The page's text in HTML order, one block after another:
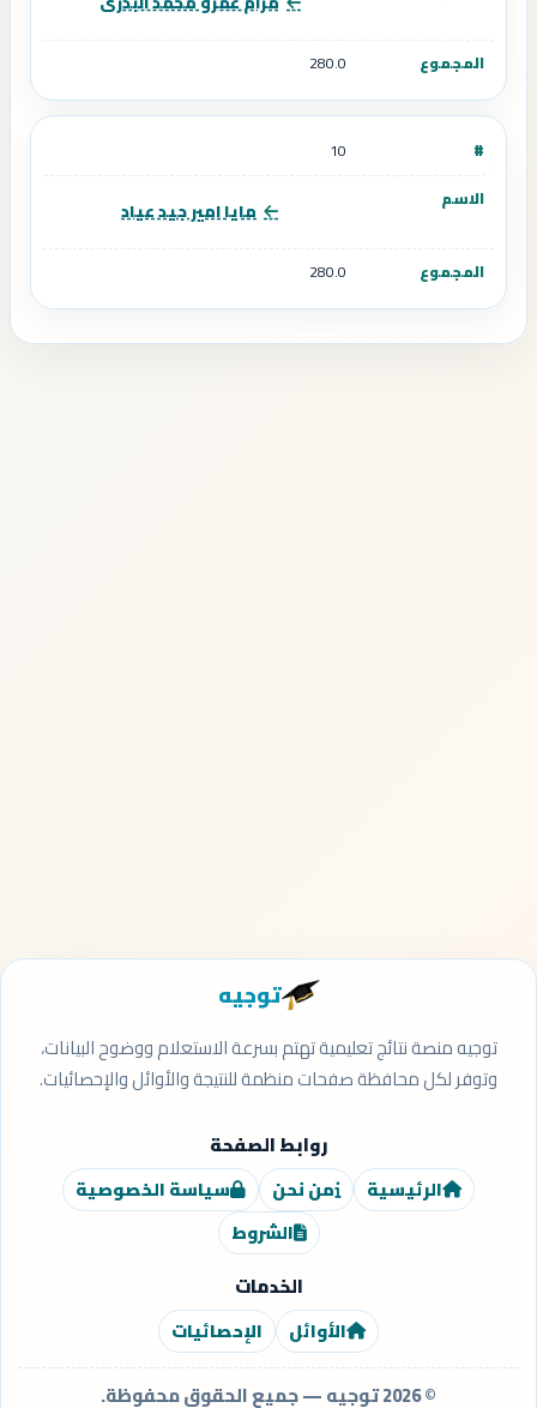
280.0
10
مايا امير جيد عياد
280.0
توجيه
توجيه منصة نتائج تعليمية تهتم بسرعة الاستعلام ووضوح البيانات،
وتوفر لكل محافظة صفحات منظمة للنتيجة والأوائل والإحصائيات.
روابط الصفحة
الرئيسية من نحن
سياسة الخصوصية
الشروط
الخدمات
الأوائل الإحصائيات
© 2026 توجيه — جميع الحقوق محفوظة.